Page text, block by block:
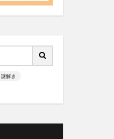
謎解き